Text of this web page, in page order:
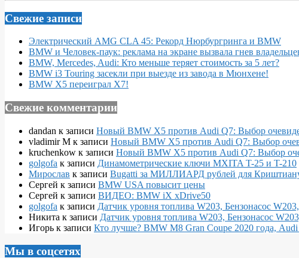
Свежие записи
Электрический AMG CLA 45: Рекорд Нюрбургринга и BMW
BMW и Человек-паук: реклама на экране вызвала гнев
BMW, Mercedes, Audi: Кто меньше теряет стоимость за 5 лет?
BMW i3 Touring засекли при выезде из завода в Мюнхене!
BMW X5 переиграл X7!
Свежие комментарии
dandan к записи Новый BMW X5 против Audi Q7: Выбор
vladimir M к записи Новый BMW X5 против Audi Q7: Выбор
kruchenkow к записи Новый BMW X5 против Audi Q7: Выбор
golgofa к записи Динамометрические ключи MXITA T-25 и T-210
Мирослав к записи Bugatti за МИЛЛИАРД рублей для
Сергей к записи BMW USA повысит цены
Сергей к записи ВИДЕО: BMW iX xDrive50
golgofa к записи Датчик уровня топлива W203, Бензонасос
Никита к записи Датчик уровня топлива W203, Бензонасос
Игорь к записи Кто лучше? BMW M8 Gran Coupe 2020 года,
Мы в соцсетях